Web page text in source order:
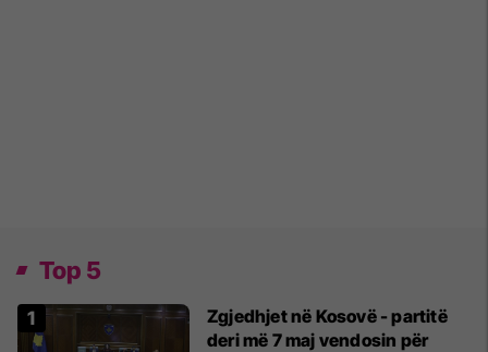
Top 5
Zgjedhjet në Kosovë - partitë
deri më 7 maj vendosin për